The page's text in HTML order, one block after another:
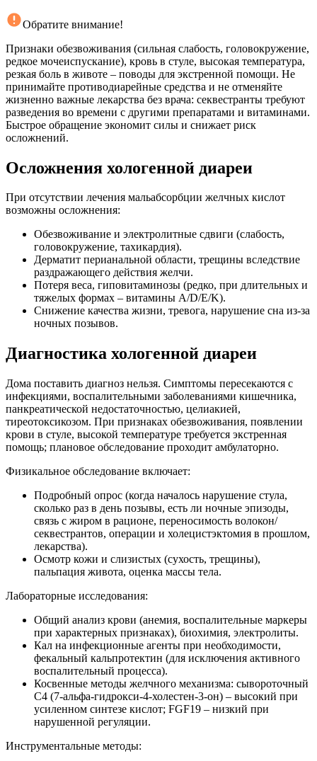
Обратите внимание!
Признаки обезвоживания (сильная слабость, головокружение,
редкое мочеиспускание), кровь в стуле, высокая температура,
резкая боль в животе – поводы для экстренной помощи. Не
принимайте противодиарейные средства и не отменяйте
жизненно важные лекарства без врача: секвестранты требуют
разведения во времени с другими препаратами и витаминами.
Быстрое обращение экономит силы и снижает риск
осложнений.
Осложнения хологенной диареи
При отсутствии лечения мальабсорбции желчных кислот
возможны осложнения:
Обезвоживание и электролитные сдвиги (слабость,
головокружение, тахикардия).
Дерматит перианальной области, трещины вследствие
раздражающего действия желчи.
Потеря веса, гиповитаминозы (редко, при длительных и
тяжелых формах – витамины A/D/E/K).
Снижение качества жизни, тревога, нарушение сна из-за
ночных позывов.
Диагностика хологенной диареи
Дома поставить диагноз нельзя. Симптомы пересекаются с
инфекциями, воспалительными заболеваниями кишечника,
панкреатической недостаточностью, целиакией,
тиреотоксикозом. При признаках обезвоживания, появлении
крови в стуле, высокой температуре требуется экстренная
помощь; плановое обследование проходит амбулаторно.
Физикальное обследование включает:
Подробный опрос (когда началось нарушение стула,
сколько раз в день позывы, есть ли ночные эпизоды,
связь с жиром в рационе, переносимость волокон/
секвестрантов, операции и холецистэктомия в прошлом,
лекарства).
Осмотр кожи и слизистых (сухость, трещины),
пальпация живота, оценка массы тела.
Лабораторные исследования:
Общий анализ крови (анемия, воспалительные маркеры
при характерных признаках), биохимия, электролиты.
Кал на инфекционные агенты при необходимости,
фекальный кальпротектин (для исключения активного
воспалительный процесса).
Косвенные методы желчного механизма: сывороточный
C4 (7-альфа-гидрокси-4-холестен-3-он) – высокий при
усиленном синтезе кислот; FGF19 – низкий при
нарушенной регуляции.
Инструментальные методы: